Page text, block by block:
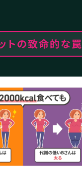
トの致命的な罠